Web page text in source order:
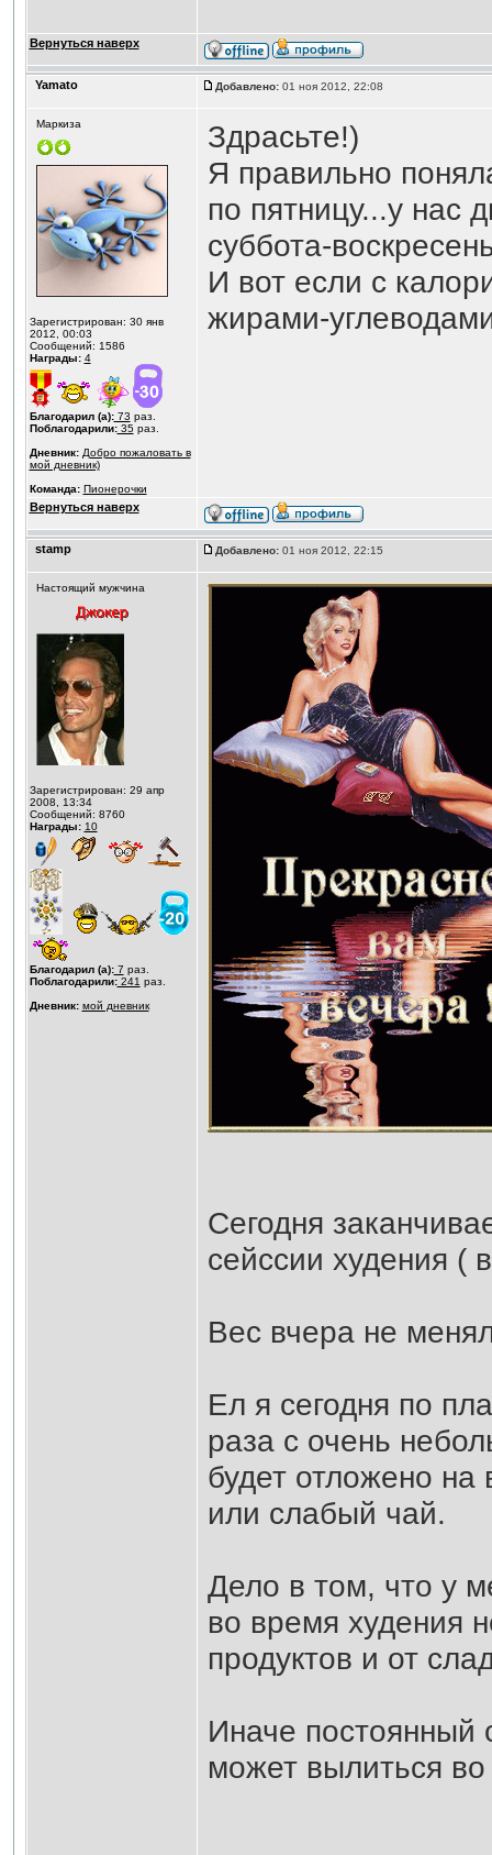
Вернуться наверх
Yamato Добавлено:01 ноя 2012, 22:08
Маркиза
Зарегистрирован: 30 янв
2012, 00:03
Сообщений: 1586
Награды: 4
Благодарил (а):73 раз.
Поблагодарили:35раз.
Дневник: Добро пожаловать в
мой дневник)
Команда: Пионерочки
Здрасьте!)
Я правильно
по пятницу...у нас
суббота-
И вот если с
жирами-
Вернуться наверх
stamp Добавлено:01 ноя 2012, 22:15
Настоящий мужчина
Зарегистрирован: 29 апр
2008, 13:34
Сообщений: 8760
Награды: 10
Благодарил (а):7 раз.
Поблагодарили:241 раз.
Дневник: мой дневник
Сегодня
сейссии худения (
Вес вчера не
Ел я сегодня по
раза с очень
будет отложено на
или слабый чай.
Дело в том, что у
во время худения
продуктов и от
Иначе постоянный
может вылиться